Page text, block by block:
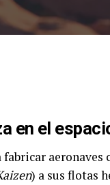
en el
) a sus flotas